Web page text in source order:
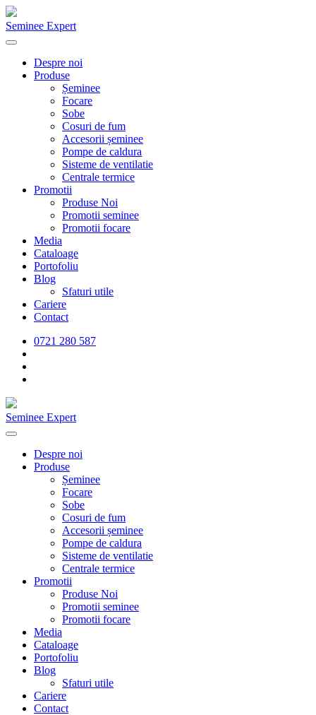
Seminee Expert
Despre noi
Produse
Șeminee
Focare
Sobe
Cosuri de fum
Accesorii șeminee
Pompe de caldura
Sisteme de ventilatie
Centrale termice
Promotii
Produse Noi
Promotii seminee
Promotii focare
Media
Cataloage
Portofoliu
Blog
Sfaturi utile
Cariere
Contact
0721 280 587
Seminee Expert
Despre noi
Produse
Șeminee
Focare
Sobe
Cosuri de fum
Accesorii șeminee
Pompe de caldura
Sisteme de ventilatie
Centrale termice
Promotii
Produse Noi
Promotii seminee
Promotii focare
Media
Cataloage
Portofoliu
Blog
Sfaturi utile
Cariere
Contact